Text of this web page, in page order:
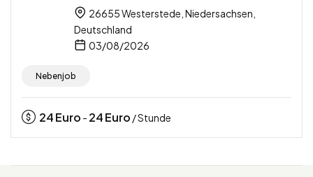
26655 Westerstede, Niedersachsen,
Deutschland
03/08/2026
Nebenjob
24Euro - 24Euro / Stunde